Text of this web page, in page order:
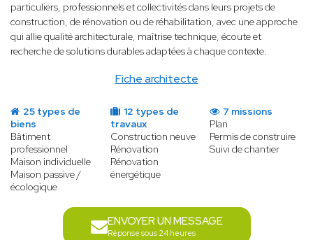
Fiche architecte
particuliers, professionnels et collectivités dans leurs projets de
construction, de rénovation ou de réhabilitation, avec une approche
qui allie qualité architecturale, maîtrise technique, écoute et
recherche de solutions durables adaptées à chaque contexte.
25 types de
biens
Bâtiment
professionnel
Maison individuelle
Maison passive /
écologique
12 types de
travaux
Construction neuve
Rénovation
Rénovation
énergétique
7 missions
Plan
Permis de construire
Suivi de chantier
ENVOYER UN MESSAGE
Réponse sous 24 heures